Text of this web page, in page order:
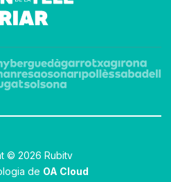
© 2026 Rubitv
de OA Cloud